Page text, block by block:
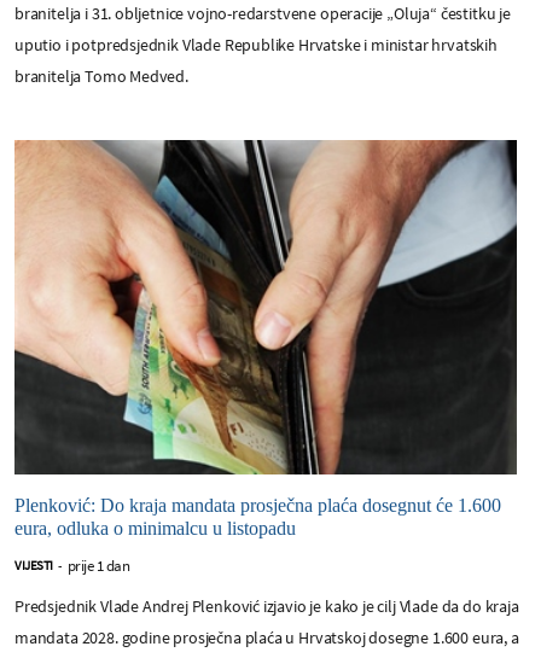
branitelja i 31. obljetnice vojno-redarstvene operacije „Oluja“ čestitku je
uputio i potpredsjednik Vlade Republike Hrvatske i ministar hrvatskih
branitelja Tomo Medved.
Plenković: Do kraja mandata prosječna plaća dosegnut će 1.600
eura, odluka o minimalcu u listopadu
VIJESTI - prije 1 dan
Predsjednik Vlade Andrej Plenković izjavio je kako je cilj Vlade da do kraja
mandata 2028. godine prosječna plaća u Hrvatskoj dosegne 1.600 eura, a